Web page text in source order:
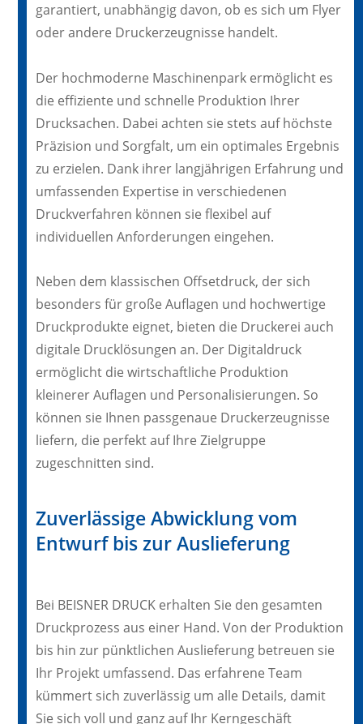
garantiert, unabhängig davon, ob es sich um Flyer
oder andere Druckerzeugnisse handelt.
Der hochmoderne Maschinenpark ermöglicht es
die effiziente und schnelle Produktion Ihrer
Drucksachen. Dabei achten sie stets auf höchste
Präzision und Sorgfalt, um ein optimales Ergebnis
zu erzielen. Dank ihrer langjährigen Erfahrung und
umfassenden Expertise in verschiedenen
Druckverfahren können sie flexibel auf
individuellen Anforderungen eingehen.
Neben dem klassischen Offsetdruck, der sich
besonders für große Auflagen und hochwertige
Druckprodukte eignet, bieten die Druckerei auch
digitale Drucklösungen an. Der Digitaldruck
ermöglicht die wirtschaftliche Produktion
kleinerer Auflagen und Personalisierungen. So
können sie Ihnen passgenaue Druckerzeugnisse
liefern, die perfekt auf Ihre Zielgruppe
zugeschnitten sind.
Zuverlässige Abwicklung vom
Entwurf bis zur Auslieferung
Bei BEISNER DRUCK erhalten Sie den gesamten
Druckprozess aus einer Hand. Von der Produktion
bis hin zur pünktlichen Auslieferung betreuen sie
Ihr Projekt umfassend. Das erfahrene Team
kümmert sich zuverlässig um alle Details, damit
Sie sich voll und ganz auf Ihr Kerngeschäft